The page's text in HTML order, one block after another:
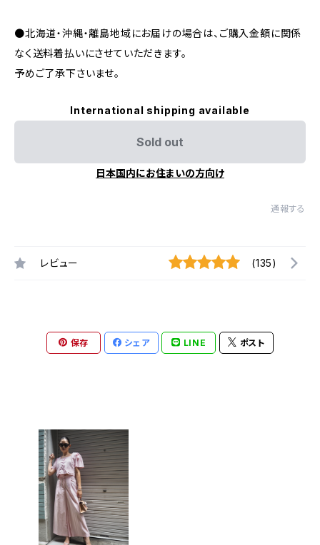
●北海道・沖縄・離島地域にお届けの場合は、ご購入金額に関係
なく送料着払いにさせていただきます。
予めご了承下さいませ。
International shipping available
Sold out
日本国内にお住まいの方向け
通報する
レビュー (135)
保存 シェア LINE ポスト